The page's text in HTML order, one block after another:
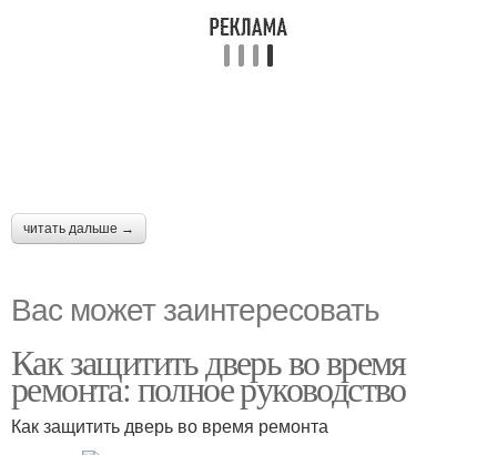
читать дальше →
Вас может заинтересовать
Как защитить дверь во время
ремонта: полное руководство
Как защитить дверь во время ремонта